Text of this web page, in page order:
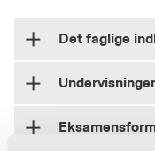
Det faglige
På forløbet får
praktiske